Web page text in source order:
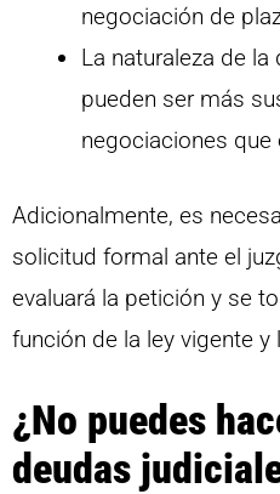
negociación de
La naturaleza de
pueden ser más
negociaciones que
Adicionalmente, es
solicitud formal ante el
evaluará la petición y se
función de la ley vigente
¿No puedes
deudas